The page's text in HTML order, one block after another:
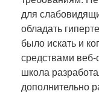
для
обладать
было искать и
средствами
школа
дополнительно